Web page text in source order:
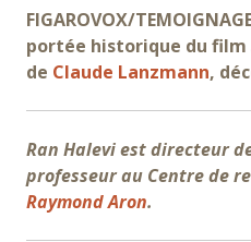
FIGAROVOX/
portée historique du film
de Claude Lanzmann,
Ran Halevi est directeur
professeur au Centre de
Raymond Aron.